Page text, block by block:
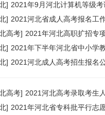
] 2021年9月河北计算机等级
] 2021河北省成人高考报名工
高考] 2021年河北高职扩招专
] 2021年下半年河北省中小学
] 2021河北成人高考招生报名
高考] 2021河北高考录取考生
] 2021年河北省专科批平行志